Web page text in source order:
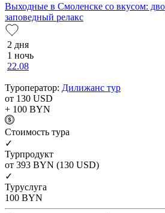
Выходные в Смоленске со вкусом:
заповедный релакс
2 дня
1 ночь
22.08
Туроператор: Дилижанс тур
от 130 USD
+ 100 BYN
Cтоимость тура
✓
Турпродукт
от 393 BYN (130 USD)
✓
Туруслуга
100 BYN